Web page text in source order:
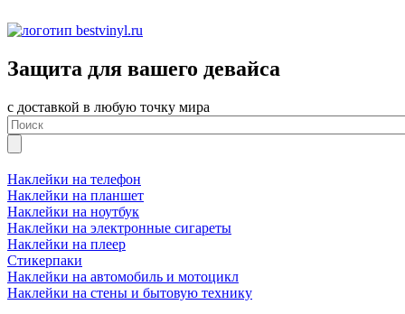
Защита для вашего девайса
с доставкой в любую точку мира
Наклейки на телефон
Наклейки на планшет
Наклейки на ноутбук
Наклейки на электронные сигареты
Наклейки на плеер
Стикерпаки
Наклейки на автомобиль и мотоцикл
Наклейки на стены и бытовую технику